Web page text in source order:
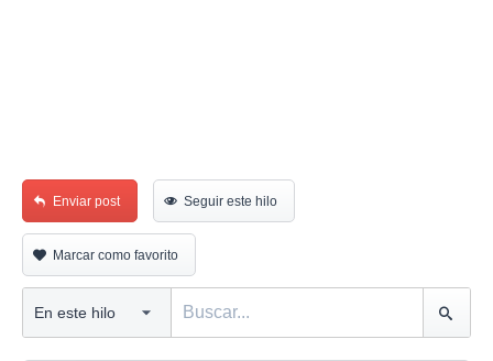
Enviar post Seguir este hilo
Marcar como favorito